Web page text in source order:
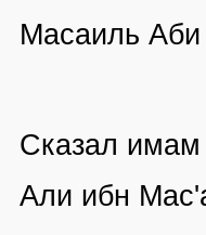
Масаиль
Сказал
Али ибн